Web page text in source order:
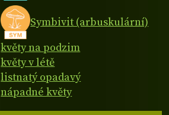
Symbivit (arbuskulární)
květy na podzim
květy v létě
listnatý opadavý
nápadné květy